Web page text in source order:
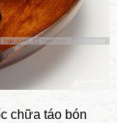
chữa táo bón